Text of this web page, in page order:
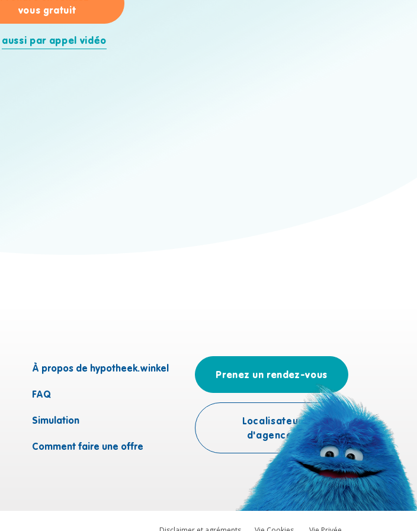
vous gratuitpour Annelies Reabel
aussi par appel vidéo
À propos de hypotheek.winkel
FAQ
Simulation
Comment faire une offre
Prenez un rendez-vous
Localisateur
d'agences